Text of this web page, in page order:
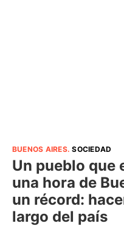
BUENOS AIRES.SOCIEDAD
Un pueblo que
una hora de
un récord:
largo del país